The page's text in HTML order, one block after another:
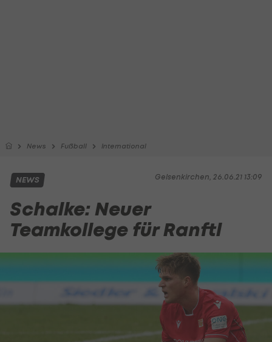
News Fußball International
Gelsenkirchen, 26.06.21 13:09
NEWS
Schalke: Neuer
Teamkollege für Ranftl